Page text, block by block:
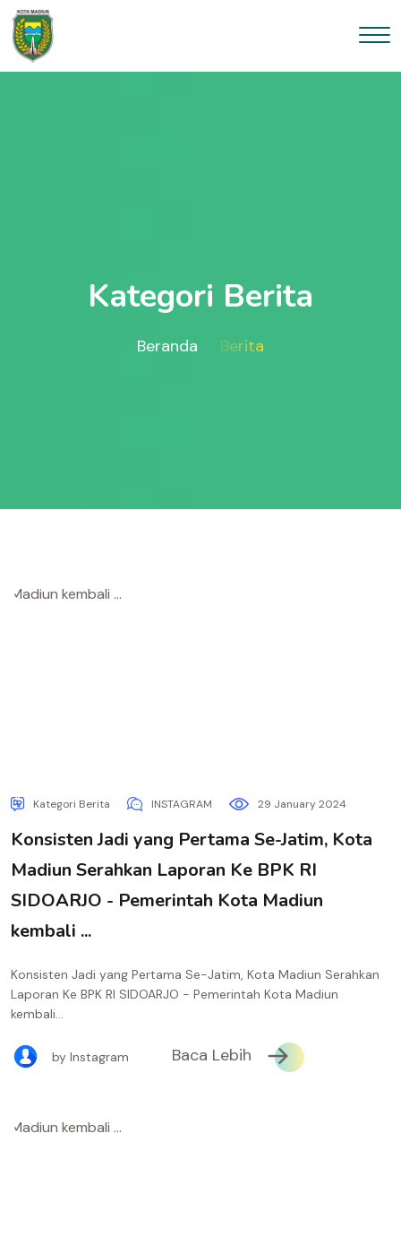
Kategori Berita
Beranda Berita
Kategori Berita INSTAGRAM 29 January 2024
Konsisten Jadi yang Pertama Se-Jatim, Kota
Madiun Serahkan Laporan Ke BPK RI
SIDOARJO - Pemerintah Kota Madiun
kembali ...
Konsisten Jadi yang Pertama Se-Jatim, Kota Madiun Serahkan
Laporan Ke BPK RI SIDOARJO - Pemerintah Kota Madiun
kembali...
by Instagram Baca Lebih